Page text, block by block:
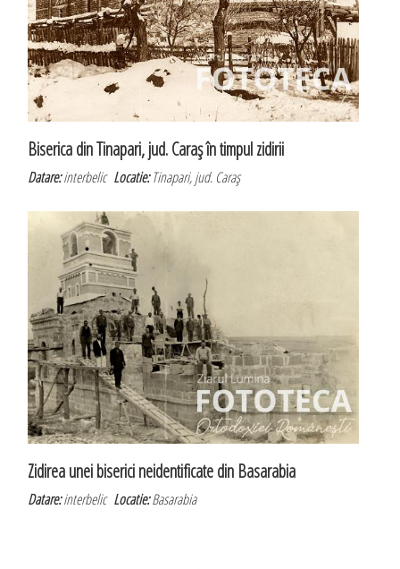
Biserica din Tinapari, jud. Caraş în timpul zidirii
Datare:interbelicLocatie:Tinapari, jud. Caraş
Zidirea unei biserici neidentificate din Basarabia
Datare:interbelicLocatie:Basarabia